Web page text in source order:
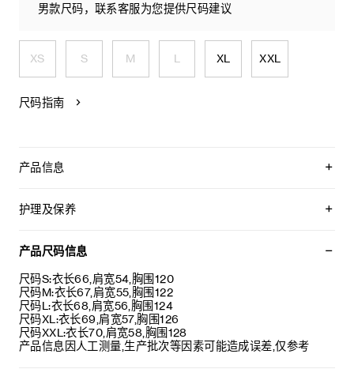
男款尺码，联系客服为您提供尺码建议
XS S M L XL XXL
尺码指南
产品信息
衣袖饰有TRIOMPHE刺绣
落肩
葡萄牙制造
编号：RY0SH1233.27GR
护理及保养
仅使用不含漂白剂的洗衣产品。
晾干。
最高熨烫温度：110°C / 230°F
不可使用蒸汽。
不可干洗。
产品尺码信息
尺码S:衣长66,肩宽54,胸围120
尺码M:衣长67,肩宽55,胸围122
尺码L:衣长68,肩宽56,胸围124
尺码XL:衣长69,肩宽57,胸围126
尺码XXL:衣长70,肩宽58,胸围128
产品信息因人工测量,生产批次等因素可能造成误差,仅参考